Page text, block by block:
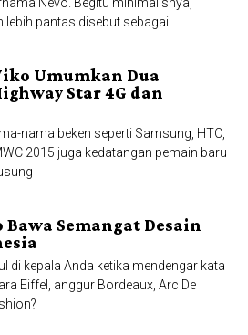
lebih pantas disebut sebagai
Umumkan Dua
Star 4G dan
nama beken seperti Samsung, HTC,
2015 juga kedatangan pemain baru
Semangat Desain
di kepala Anda ketika mendengar kata
Eiffel, anggur Bordeaux, Arc De